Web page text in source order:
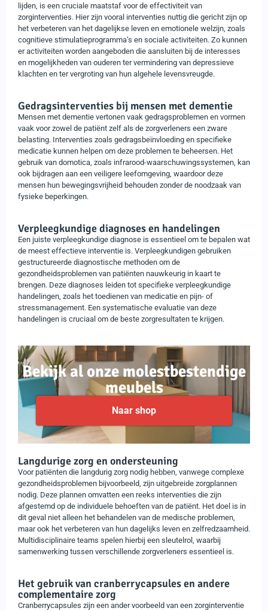
lijden, is een cruciale maatstaf voor de effectiviteit van
zorginterventies. Hier zijn vooral interventies nuttig die gericht zijn op
het verbeteren van het dagelijkse leven en emotionele welzijn, zoals
cognitieve stimulatieprogramma’s en sociale activiteiten. Zo kunnen
er activiteiten worden aangeboden die aansluiten bij de interesses
en mogelijkheden van ouderen ter vermindering van depressieve
klachten en ter vergroting van hun algehele levensvreugde.
Gedragsinterventies bij mensen met dementie
Mensen met dementie vertonen vaak gedragsproblemen en vormen
vaak voor zowel de patiënt zelf als de zorgverleners een zware
belasting. Interventies zoals gedragsbeïnvloeding en specifieke
medicatie kunnen helpen om deze problemen te beheersen. Het
gebruik van domotica, zoals infrarood-waarschuwingssystemen, kan
ook bijdragen aan een veiligere leefomgeving, waardoor deze
mensen hun bewegingsvrijheid behouden zonder de noodzaak van
fysieke beperkingen.
Verpleegkundige diagnoses en handelingen
Een juiste verpleegkundige diagnose is essentieel om te bepalen wat
de meest effectieve interventie is. Verpleegkundigen gebruiken
gestructureerde diagnostische methoden om de
gezondheidsproblemen van patiënten nauwkeurig in kaart te
brengen. Deze diagnoses leiden tot specifieke verpleegkundige
handelingen, zoals het toedienen van medicatie en pijn- of
stressmanagement. Een systematische evaluatie van deze
handelingen is cruciaal om de beste zorgresultaten te krijgen.
Bekijk al onze molestbestendige
meubels
Naar shop
Langdurige zorg en ondersteuning
Voor patiënten die langdurig zorg nodig hebben, vanwege complexe
gezondheidsproblemen bijvoorbeeld, zijn uitgebreide zorgplannen
nodig. Deze plannen omvatten een reeks interventies die zijn
afgestemd op de individuele behoeften van de patiënt. Het doel is in
dit geval niet alleen het behandelen van de medische problemen,
maar ook het verbeteren van hun dagelijks leven en zelfredzaamheid.
Multidisciplinaire teams spelen hierbij een sleutelrol, waarbij
samenwerking tussen verschillende zorgverleners essentieel is.
Het gebruik van cranberrycapsules en andere
complementaire zorg
Cranberrycapsules zijn een ander voorbeeld van een zorginterventie